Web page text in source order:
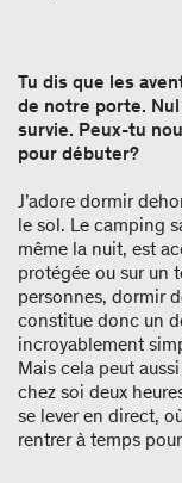
Tu dis que les
de notre porte.
survie. Peux-tu
pour débuter?
J’adore dormir
le sol. Le camping
même la nuit, est
protégée ou sur un
personnes, dormir
constitue donc un
incroyablement
Mais cela peut
chez soi deux
se lever en direct,
rentrer à temps